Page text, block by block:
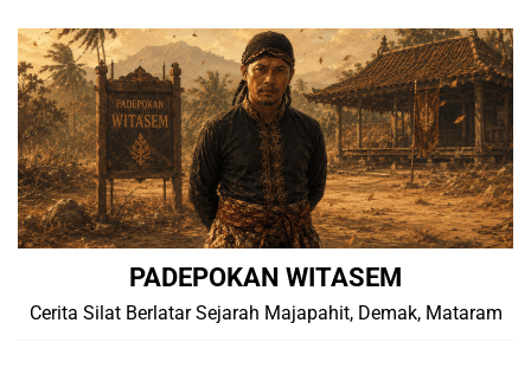
content
PADEPOKAN WITASEM
Cerita Silat Berlatar Sejarah Majapahit, Demak, Mataram